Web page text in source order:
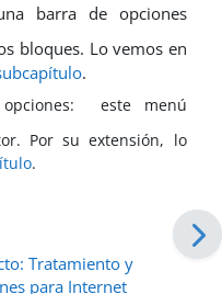
barra de opciones
bloques. Lo vemos en
.
este menú
Por su extensión, lo
.
Tratamiento y
para Internet